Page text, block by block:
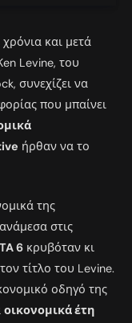
και μετά
Levine, του
συνεχίζει να
που μπαίνει
ήρθαν να το
της
στις
6 κρυβόταν κι
τίτλο του Levine.
οδηγό της
οικονομικά έτη